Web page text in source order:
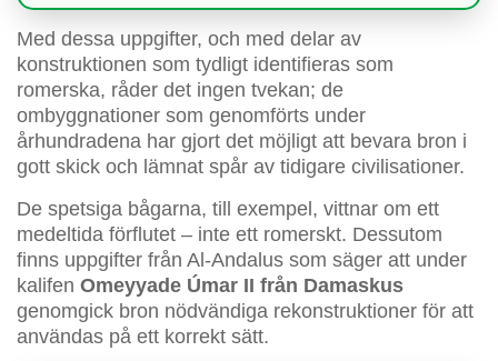
Med dessa uppgifter, och med delar av
konstruktionen som tydligt identifieras som
romerska, råder det ingen tvekan; de
ombyggnationer som genomförts under
århundradena har gjort det möjligt att bevara bron i
gott skick och lämnat spår av tidigare civilisationer.
De spetsiga bågarna, till exempel, vittnar om ett
medeltida förflutet – inte ett romerskt. Dessutom
finns uppgifter från Al-Andalus som säger att under
kalifen Omeyyade Úmar II från Damaskus
genomgick bron nödvändiga rekonstruktioner för att
användas på ett korrekt sätt.